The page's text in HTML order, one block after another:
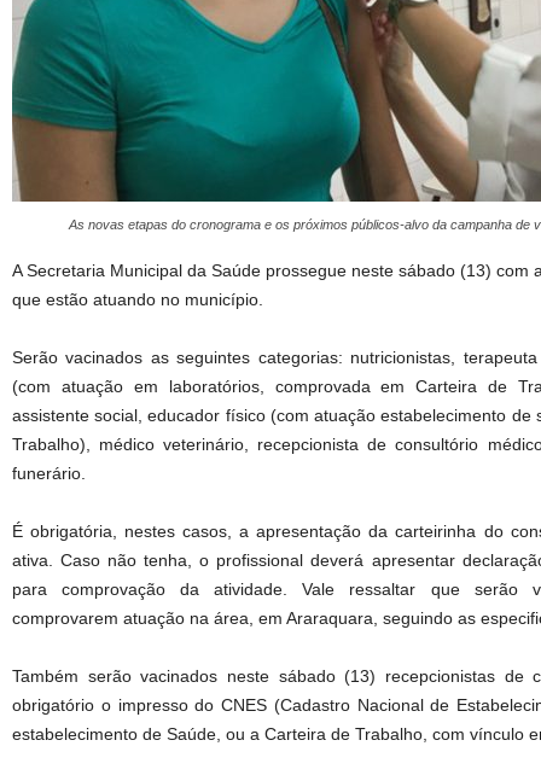
As novas etapas do cronograma e os próximos públicos-alvo da campanha de
A Secretaria Municipal da Saúde prossegue neste sábado (13) com
que estão atuando no município.
Serão vacinados as seguintes categorias: nutricionistas,
(com atuação em laboratórios, comprovada em Carteira de
assistente social, educador físico (com atuação estabelecimento
Trabalho), médico veterinário, recepcionista de consultório
funerário.
É obrigatória, nestes casos, a apresentação da carteirinha do
ativa. Caso não tenha, o profissional deverá apresentar
para comprovação da atividade. Vale ressaltar que serão
comprovarem atuação na área, em Araraquara, seguindo as
Também serão vacinados neste sábado (13) recepcionistas de
obrigatório o impresso do CNES (Cadastro Nacional de
estabelecimento de Saúde, ou a Carteira de Trabalho, com vínculo